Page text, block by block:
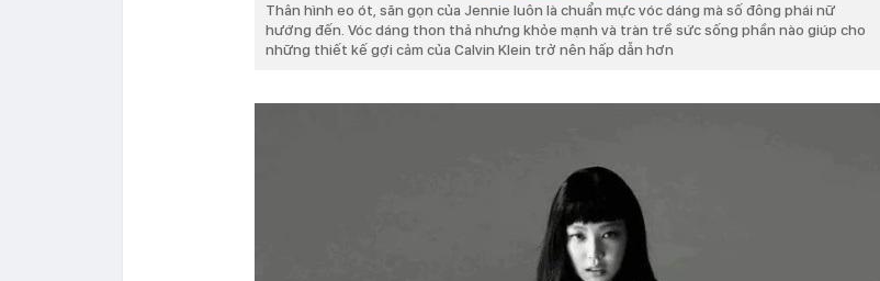
Thân hình eo ót, săn gọn của Jennie luôn là chuẩn mực vóc dáng mà số đông phái nữ
hướng đến. Vóc dáng thon thả nhưng khỏe mạnh và tràn trề sức sống phần nào giúp cho
những thiết kế gợi cảm của Calvin Klein trở nên hấp dẫn hơn